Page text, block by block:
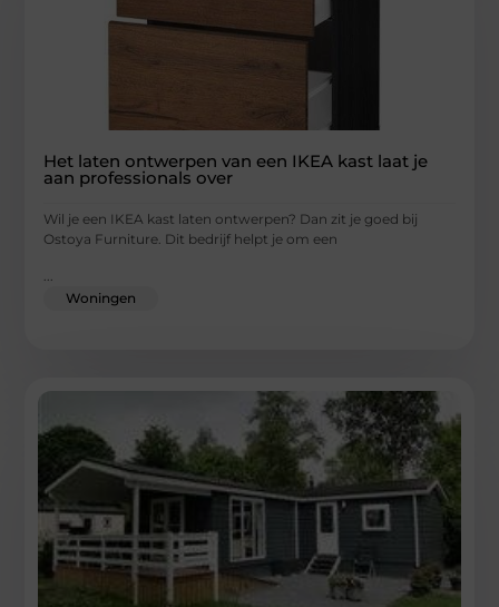
Het laten ontwerpen van een IKEA kast laat je
aan professionals over
Wil je een IKEA kast laten ontwerpen? Dan zit je goed bij
Ostoya Furniture. Dit bedrijf helpt je om een
Woningen